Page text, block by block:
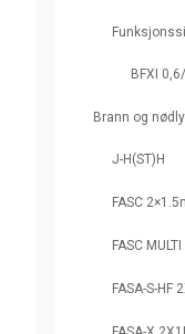
BFXI
Brann og
J-H(ST)H
FASC
FASC MULTI
FASA-S-HF